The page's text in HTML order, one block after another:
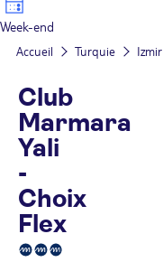
Week-end
Accueil Turquie Izmir
Club
Marmara
Yali
-
Choix
Flex